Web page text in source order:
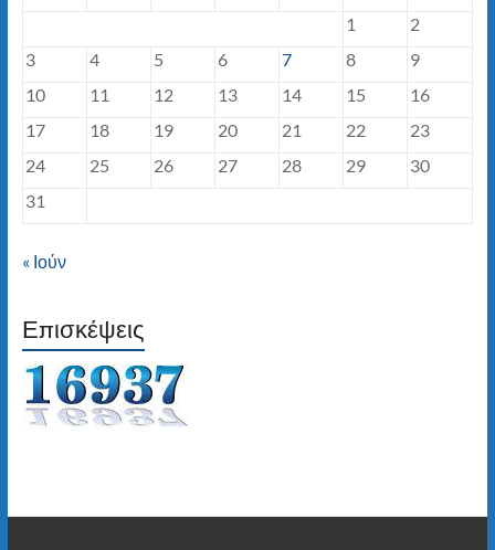
1
2
3
4 5 6 7 8
9
10
11 12 13 14 15
16
17
18 19 20 21 22
23
24
25 26 27 28 29
30
31
« Ιούν
Επισκέψεις